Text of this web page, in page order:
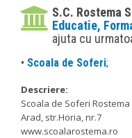
S.C. Rostema
Educatie,
ajuta cu
• Scoala de Soferi;
Descriere:
Scoala de Soferi Rostema
Arad, str.Horia, nr.7
www.scoalarostema.ro